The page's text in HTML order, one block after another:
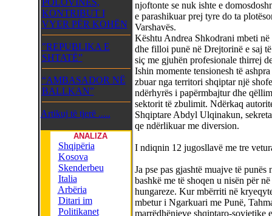
POLOVINES,
KONTRIBUT I
VYER PËR KOHËN
”REPUBLIKA E
SHTATË”
“AMBASADOR NË
BALLKAN”
Artikuj të tjerë .....
ANALIZA
Shqipëria
Kosova
Skenderbeu
Italia
Arbëria
Ditari im
Politikanet
njoftonte se nuk ishte e
e parashikuar prej tyre do ta
Varshavës.
Kështu Andrea Shkodrani mbeti
dhe filloi punë në Drejtorinë e saj
siç me gjuhën profesionale thirrej
Ishin momente tensionesh të
zbuar nga territori shqiptar një
ndërhyrës i papërmbajtur dhe
sektorit të zbulimit. Ndërkaq
Shqiptare Abdyl Ulqinakun,
qe ndërlikuar me diversion.
I ndiqnin 12 jugosllavë me tre
Ja pse pas gjashtë muajve të
bashkë me të shoqen u nisën për
hungareze. Kur mbërriti në
mbetur i Ngarkuari me Punë,
marrëdhënieve shqiptaro-sovjetike